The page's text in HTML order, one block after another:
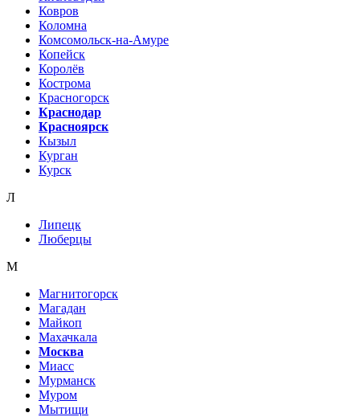
Ковров
Коломна
Комсомольск-на-Амуре
Копейск
Королёв
Кострома
Красногорск
Краснодар
Красноярск
Кызыл
Курган
Курск
Л
Липецк
Люберцы
М
Магнитогорск
Магадан
Майкоп
Махачкала
Москва
Миасс
Мурманск
Муром
Мытищи